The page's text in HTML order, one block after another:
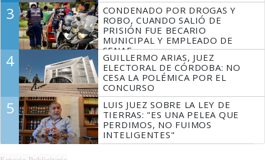
3
CONDENADO POR DROGAS Y
ROBO, CUANDO SALIÓ DE
PRISIÓN FUE BECARIO
MUNICIPAL Y EMPLEADO DE
SENAF
4
GUILLERMO ARIAS, JUEZ
ELECTORAL DE CÓRDOBA: NO
CESA LA POLÉMICA POR EL
CONCURSO
5
LUIS JUEZ SOBRE LA LEY DE
TIERRAS: "ES UNA PELEA QUE
PERDIMOS, NO FUIMOS
INTELIGENTES"